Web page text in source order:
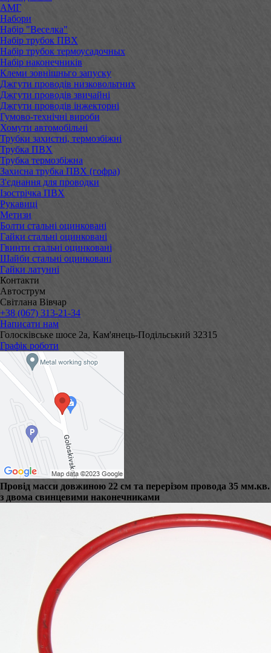
АМГ
Набори
Набір "Веселка"
Набір трубок ПВХ
Набір трубок термоусадочных
Набір наконечників
Клеми зовнішньго запуску
Джгути проводів низковольтних
Джгути проводів звичайні
Джгути проводів інжекторні
Гумово-технічні вироби
Хомути автомобільні
Трубки захистні, термозбіжні
Трубка ПВХ
Трубка термозбіжна
Захисна трубка ПВХ (гофра)
З'єднання для проводки
Ізострічка ПВХ
Рукавиці
Метизи
Болти стальні оцинковані
Гайки стальні оцинковані
Гвинти стальні оцинковані
Шайби стальні оцинковані
Гайки латунні
Контакти
Автострум
Світлана Вівчар
+38 (067) 313-21-34
Написати нам
Голосківське шосе 2а, Кам'янець-Подільський 32315
Графік роботи
Провід масси довжиною 22 см та перерізом провода 35 мм.кв.
з двома свинцевими наконечниками